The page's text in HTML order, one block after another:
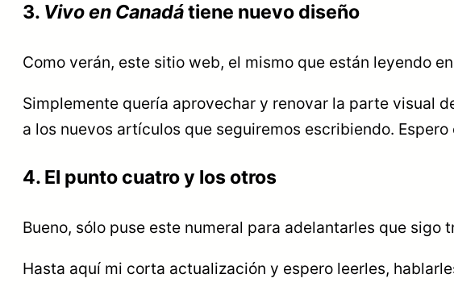
3. Vivo en Canadátiene nuevo diseño
Como verán, este sitio web, el mismo que están leyendo
Simplemente quería aprovechar y renovar la parte visual
a los nuevos artículos que seguiremos escribiendo.
4. El punto cuatro y los otros
Bueno, sólo puse este numeral para adelantarles que
Hasta aquí mi corta actualización y espero leerles,